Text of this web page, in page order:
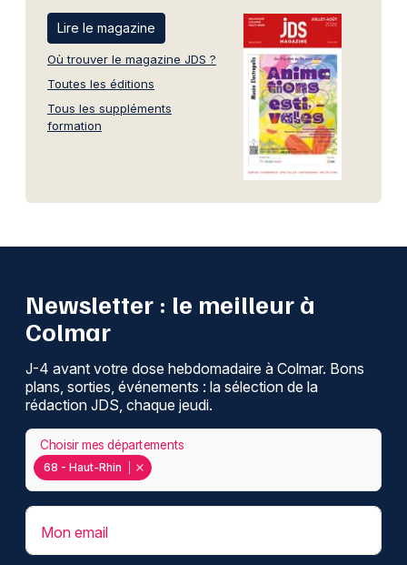
Lire le magazine
Où trouver le magazine JDS ?
Toutes les éditions
Tous les suppléments
formation
Newsletter : le meilleur à
Colmar
J-4 avant votre dose hebdomadaire à Colmar. Bons
plans, sorties, événements : la sélection de la
rédaction JDS, chaque jeudi.
68 - Haut-Rhin
Choisir mes départements
Mon email